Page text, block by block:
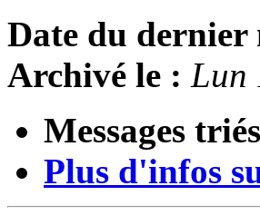
Date du dernier
Archivé le : Lun
Messages
Plus d'infos